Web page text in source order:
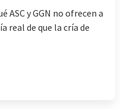
ASC y GGN no ofrecen a
real de que la cría de